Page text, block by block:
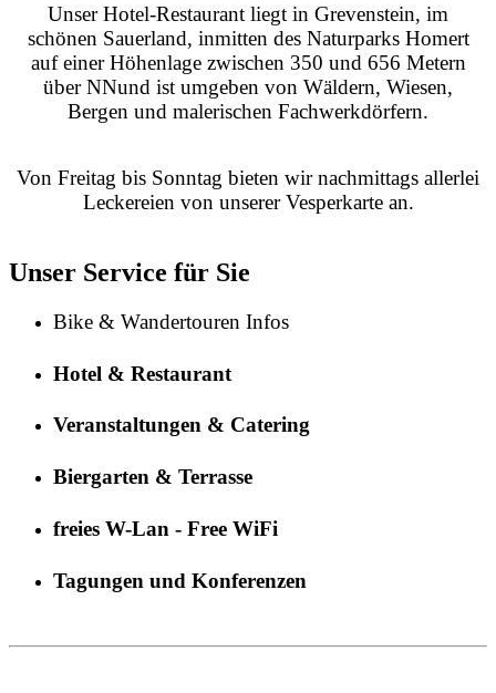
Unser Hotel-Restaurant liegt in Grevenstein, im
schönen Sauerland, inmitten des Naturparks Homert
auf einer Höhenlage zwischen 350 und 656 Metern
über NNund ist umgeben von Wäldern, Wiesen,
Bergen und malerischen Fachwerkdörfern.
Von Freitag bis Sonntag bieten wir nachmittags allerlei
Leckereien von unserer Vesperkarte an.
Unser Service für Sie
Bike & Wandertouren Infos
Hotel & Restaurant
Veranstaltungen & Catering
Biergarten & Terrasse
freies W-Lan - Free WiFi
Tagungen und Konferenzen